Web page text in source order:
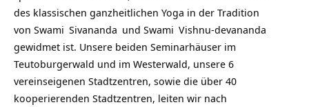
des klassischen ganzheitlichen Yoga in der Tradition
von Swami Sivananda und Swami Vishnu-devananda
gewidmet ist. Unsere beiden Seminarhäuser im
Teutoburgerwald und im Westerwald, unsere 6
vereinseigenen Stadtzentren, sowie die über 40
kooperierenden Stadtzentren, leiten wir nach